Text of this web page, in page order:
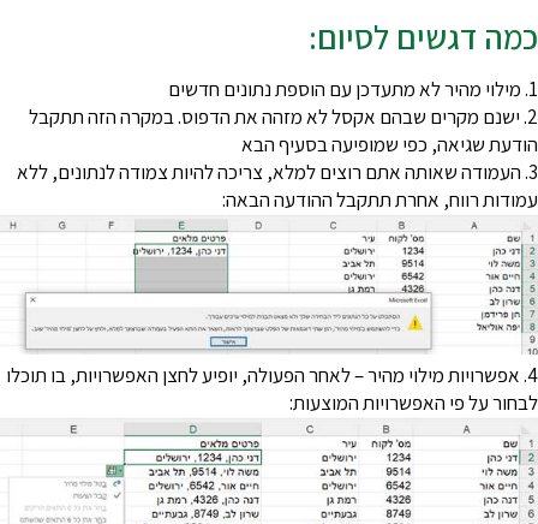
דגשים לסיום:
חדשים
2. ישנם מקרים שבהם אקסל לא מזהה את הדפוס. במקרה הזה תתקבל
שגיאה, כפי שמופיעה בסעיף הבא
3. העמודה שאותה אתם רוצים למלא, צריכה להיות צמודה לנתונים, ללא
רווח, אחרת תתקבל ההודעה הבאה:
4. אפשרויות מילוי מהיר – לאחר הפעולה, יופיע לחצן האפשרויות, בו תוכלו
על פי האפשרויות המוצעות: